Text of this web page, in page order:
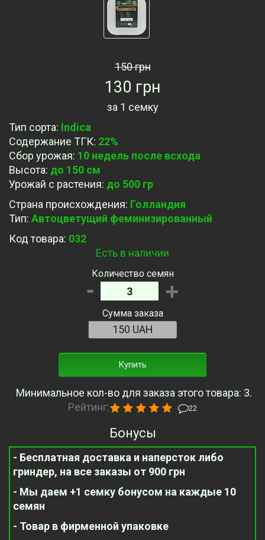
150 грн
130 грн
за 1 семку
Тип сорта: Indica
Содержание ТГК: 22%
Сбор урожая: 10 недель после всхода
Высота: до 150 см
Урожай с растения: до 500 гр
Страна происхождения: Голландия
Тип: Автоцветущий феминизированный
Код товара: 032
Есть в наличии
Количество семян
- +
Сумма заказа
Купить
Минимальное кол-во для заказа этого товара: 3.
Рейтинг:
22
Бонусы
- Бесплатная доставка и наперсток либо
гриндер, на все заказы от 900 грн
- Мы даем +1 семку бонусом на каждые 10
семян
- Товар в фирменной упаковке